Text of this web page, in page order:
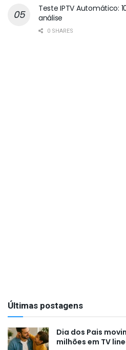
Teste IPTV Automático:
análise
0 SHARES
Últimas postagens
Dia dos Pais
milhões em TV